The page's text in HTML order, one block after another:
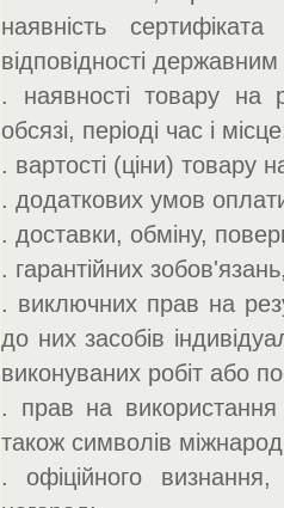
наявність сертифіката
відповідності
. наявності товару на
обсязі, періоді час і
. вартості (ціни)
. додаткових умов
. доставки, обміну,
. гарантійних
. виключних прав на
до них засобів
виконуваних робіт або
. прав на використання
також символів
. офіційного